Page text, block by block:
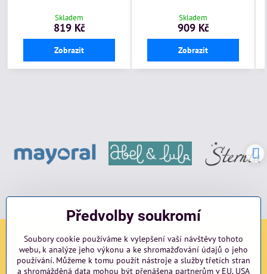
Skladem
819 Kč
Zobrazit
Skladem
909 Kč
Zobrazit
Sociální sítě
Facebook Instagram blog
Předvolby soukromí
Soubory cookie používáme k vylepšení vaší návštěvy tohoto
webu, k analýze jeho výkonu a ke shromažďování údajů o jeho
používání. Můžeme k tomu použít nástroje a služby třetích stran
a shromážděná data mohou být přenášena partnerům v EU, USA